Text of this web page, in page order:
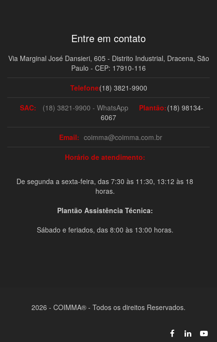
Entre em contato
Via Marginal José Dansieri, 605 - Distrito Industrial, Dracena, São
Paulo - CEP: 17910-116
Telefone:(18) 3821-9900
SAC: (18) 3821-9900 - WhatsApp Plantão:(18) 98134-
6067
Email: coimma@coimma.com.br
Horário de atendimento:
De segunda a sexta-feira, das 7:30 às 11:30, 13:12 às 18
horas.
Plantão Assistência Técnica:
Sábado e feriados, das 8:00 às 13:00 horas.
2026 - COIMMA® - Todos os direitos Reservados.